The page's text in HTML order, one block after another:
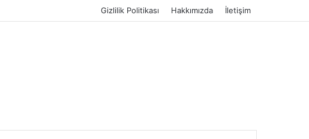
Gizlilik Politikası Hakkımızda İletişim